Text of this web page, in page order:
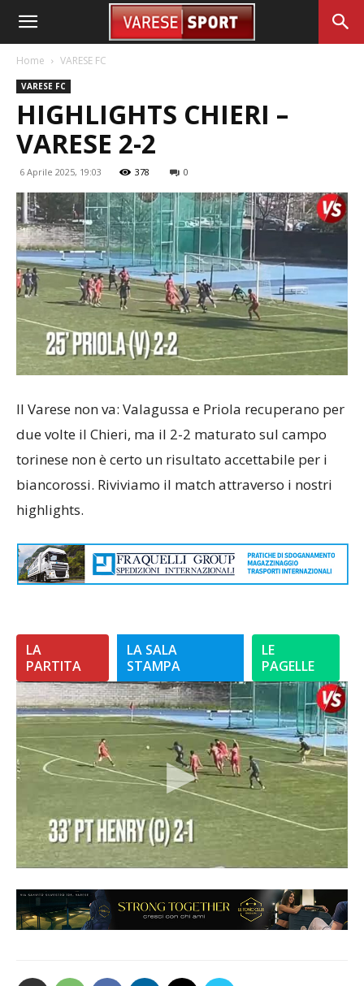
Home VARESE FC
VARESE FC
HIGHLIGHTS CHIERI –
VARESE 2-2
6 Aprile 2025, 19:03 378 0
Il Varese non va: Valagussa e Priola recuperano per
due volte il Chieri, ma il 2-2 maturato sul campo
torinese non è certo un risultato accettabile per i
biancorossi. Riviviamo il match attraverso i nostri
highlights.
LA
PARTITA
LA SALA
STAMPA
LE
PAGELLE